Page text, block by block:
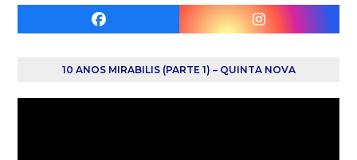
Facebook Instagram
10 ANOS MIRABILIS (PARTE 1) – QUINTA NOVA